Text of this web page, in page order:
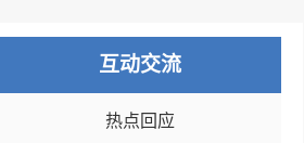
互动交流
热点回应